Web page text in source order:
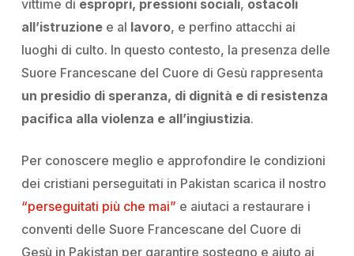
vittime di espropri, pressioni sociali, ostacoli
all’istruzione e al lavoro, e perfino attacchi ai
luoghi di culto. In questo contesto, la presenza delle
Suore Francescane del Cuore di Gesù rappresenta
un presidio di speranza, di dignità e di resistenza
pacifica alla violenza e all’ingiustizia.
Per conoscere meglio e approfondire le condizioni
dei cristiani perseguitati in Pakistan scarica il nostro
“perseguitati più che mai” e aiutaci a restaurare i
conventi delle Suore Francescane del Cuore di
Gesù in Pakistan per garantire sostegno e aiuto ai